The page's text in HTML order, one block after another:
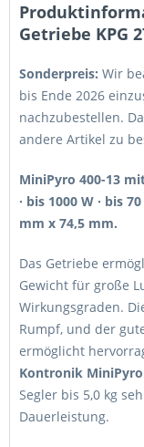
Getriebe KPG
Sonderpreis: Wir
bis Ende 2026
nachzubestellen.
andere Artikel zu
MiniPyro 400-13 mit
· bis 1000 W · bis 70
mm x 74,5 mm.
Das Getriebe
Gewicht für große
Wirkungsgraden.
Rumpf, und der
ermöglicht
Kontronik MiniPyro
Segler bis 5,0 kg
Dauerleistung.